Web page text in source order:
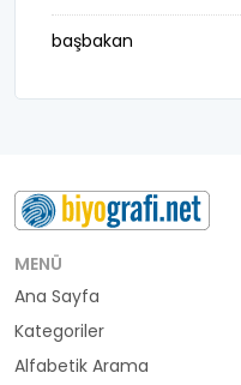
başbakan
belediye başkanı
buluş
bürokrat
büyükelçi
cumhurbaşkanı
MENÜ
Ana Sayfa
Kategoriler
Alfabetik Arama